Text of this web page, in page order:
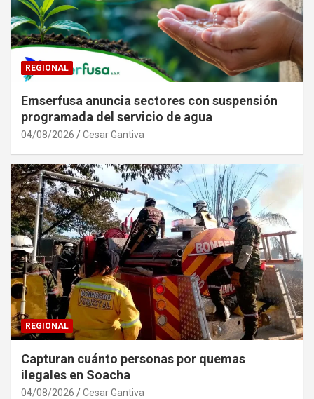
REGIONAL
Emserfusa anuncia sectores con suspensión
programada del servicio de agua
04/08/2026 Cesar Gantiva
REGIONAL
Capturan cuánto personas por quemas
ilegales en Soacha
04/08/2026 Cesar Gantiva